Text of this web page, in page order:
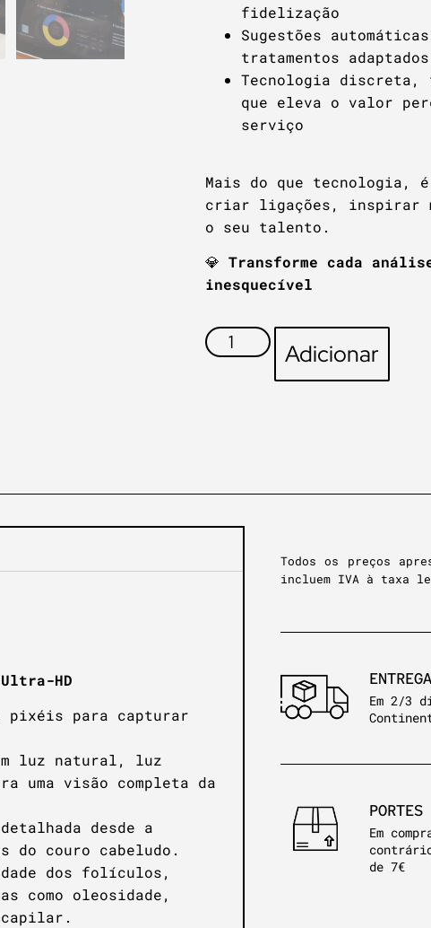
fidelização
Sugestões
tratamentos
Tecnologia
que eleva o valor
serviço
Mais do que tecnologia, é
criar ligações, inspirar
o seu talento.
💎 Transforme cada análise
inesquecível
Adicionar
HD
pixéis para capturar
luz natural, luz
uma visão completa da
desde a
do couro cabeludo.
dos folículos,
como oleosidade,
capilar.
Todos os preços
incluem IVA à taxa
Em 2/3
Em
de 7€